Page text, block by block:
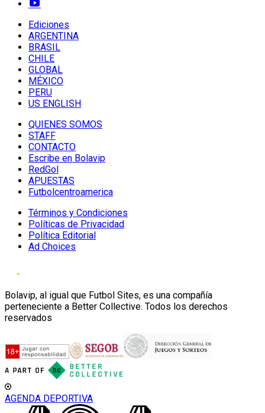
Ediciones
ARGENTINA
BRASIL
CHILE
GLOBAL
MÉXICO
PERU
US ENGLISH
QUIENES SOMOS
STAFF
CONTACTO
Escribe en Bolavip
RedGol
APUESTAS
Futbolcentroamerica
Términos y Condiciones
Políticas de Privacidad
Política Editorial
Ad Choices
Bolavip, al igual que Futbol Sites, es una compañía
perteneciente a Better Collective. Todos los derechos
reservados
AGENDA DEPORTIVA